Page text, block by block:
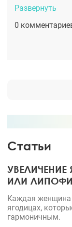
была
проходить
Развернуть
0
Статьи
ИЛИ
Каждая женщина
ягодицах,
гармоничным.